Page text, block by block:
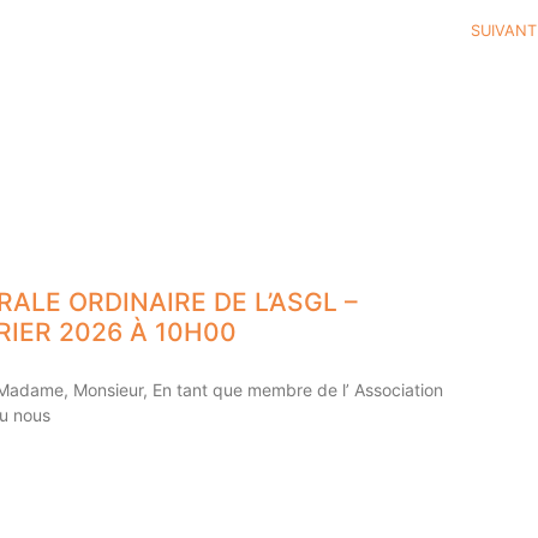
SUIVANT
ORDINAIRE DE L’ASGL –
2026 À 10H00
Monsieur, En tant que membre de l’ Association
nous